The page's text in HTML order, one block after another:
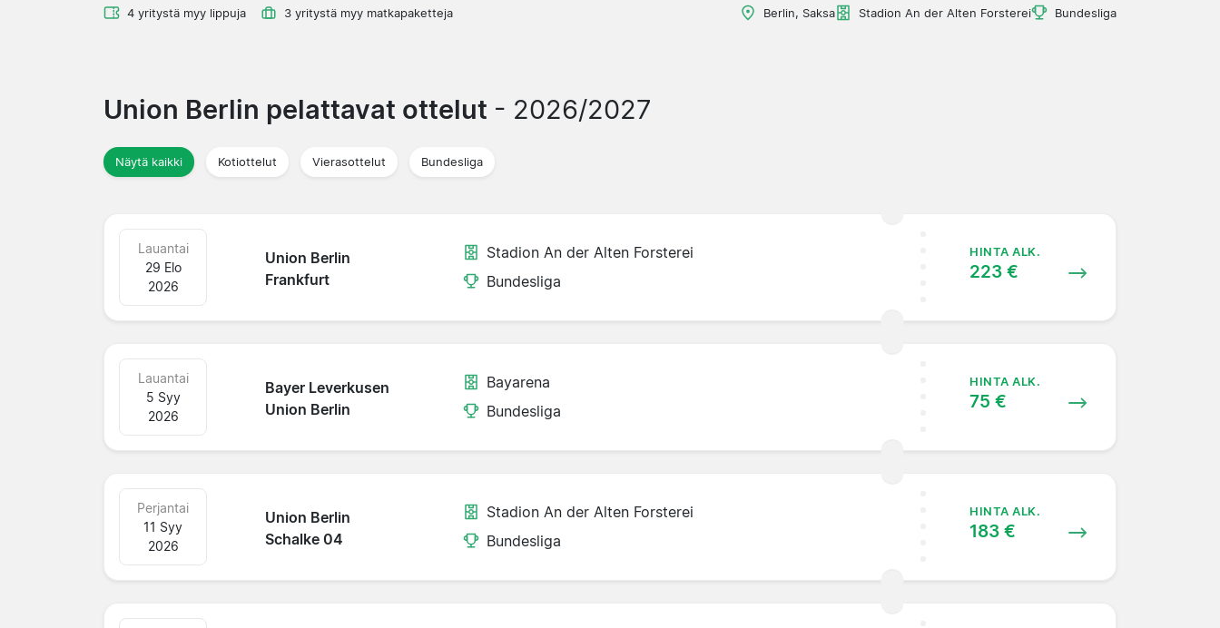
4 yritystä myy lippuja 3 yritystä myy matkapaketteja Berlin, Saksa Stadion An der Alten Forsterei Bundesliga
Union Berlin pelattavat ottelut - 2026/2027
Näytä kaikki Kotiottelut Vierasottelut Bundesliga
Union Berlin
Frankfurt
Lauantai
29 Elo
2026
Stadion An der Alten Forsterei
Bundesliga
HINTA ALK.
223 €
Bayer Leverkusen
Union Berlin
Lauantai
5 Syy
2026
Bayarena
Bundesliga
HINTA ALK.
75 €
Union Berlin
Schalke 04
Perjantai
11 Syy
2026
Stadion An der Alten Forsterei
Bundesliga
HINTA ALK.
183 €